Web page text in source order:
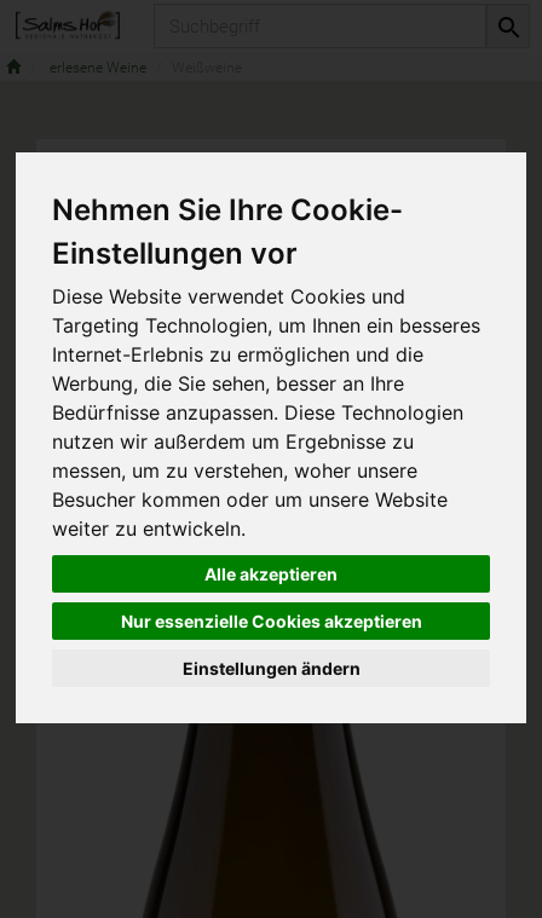
Nehmen Sie Ihre Cookie-
Einstellungen vor
Diese Website verwendet Cookies und
Targeting Technologien, um Ihnen ein besseres
Internet-Erlebnis zu ermöglichen und die
Werbung, die Sie sehen, besser an Ihre
Bedürfnisse anzupassen. Diese Technologien
nutzen wir außerdem um Ergebnisse zu
messen, um zu verstehen, woher unsere
Besucher kommen oder um unsere Website
weiter zu entwickeln.
Alle akzeptieren
Nur essenzielle Cookies akzeptieren
Einstellungen ändern
erlesene Weine